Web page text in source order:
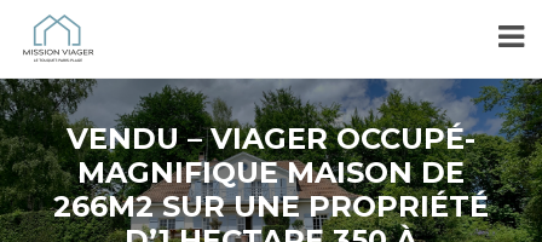
VENDU – VIAGER OCCUPÉ-
MAGNIFIQUE MAISON DE
266M2 SUR UNE PROPRIÉTÉ